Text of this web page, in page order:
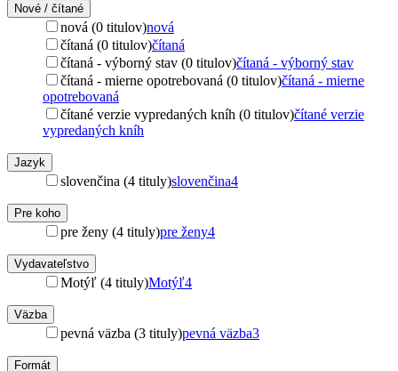
Nové / čítané
nová (0 titulov)nová
čítaná (0 titulov)čítaná
čítaná - výborný stav (0 titulov)čítaná - výborný stav
čítaná - mierne opotrebovaná (0 titulov)čítaná - mierne
opotrebovaná
čítané verzie vypredaných kníh (0 titulov)čítané verzie
vypredaných kníh
Jazyk
slovenčina (4 tituly)slovenčina4
Pre koho
pre ženy (4 tituly)pre ženy4
Vydavateľstvo
Motýľ (4 tituly)Motýľ4
Väzba
pevná väzba (3 tituly)pevná väzba3
Formát